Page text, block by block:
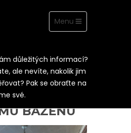
Toggle
navigation
Menu
důležitých informací?
ale nevíte, nakolik jim
Pak se obraťte na
své.
K
BAZÉNU